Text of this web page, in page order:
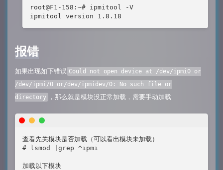
root@F1-158:~# ipmitool -V
ipmitool version 1.8.18
报错
如果出现如下错误 Could not open device at /dev/ipmi0 or
/dev/ipmi/0 or/dev/ipmidev/0: No such file or
directory
，那么就是模块没正常加载，需要手动加载
查看先关模块是否加载（可以看出模块未加载）
# lsmod |grep ^ipmi
加载以下模块